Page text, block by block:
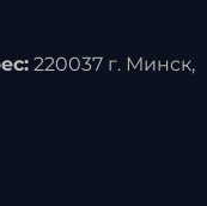
220037 г. Минск,